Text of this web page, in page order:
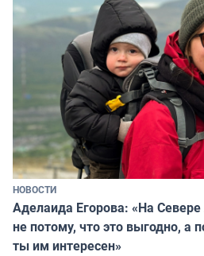
НОВОСТИ
Аделаида Егорова: «На
не потому, что это выгодно, а
ты им интересен»